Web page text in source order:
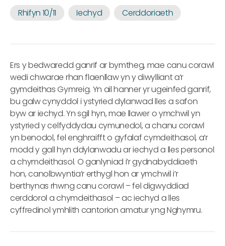
Rhifyn 10/11 Iechyd Cerddoriaeth
Ers y bedwaredd ganrif ar bymtheg, mae canu corawl
wedi chwarae rhan flaenllaw yn y diwylliant a’r
gymdeithas Gymreig. Yn ail hanner yr ugeinfed ganrif,
bu galw cynyddol i ystyried dylanwad lles a safon
byw ar iechyd. Yn sgil hyn, mae llawer o ymchwil yn
ystyried y celfyddydau cymunedol, a chanu corawl
yn benodol, fel enghraifft o gyfalaf cymdeithasol, a’r
modd y gall hyn ddylanwadu ar iechyd a lles personol
a chymdeithasol. O ganlyniad i’r gydnabyddiaeth
hon, canolbwyntia’r erthygl hon ar ymchwil i’r
berthynas rhwng canu corawl – fel digwyddiad
cerddorol a chymdeithasol – ac iechyd a lles
cyffredinol ymhlith cantorion amatur yng Nghymru.